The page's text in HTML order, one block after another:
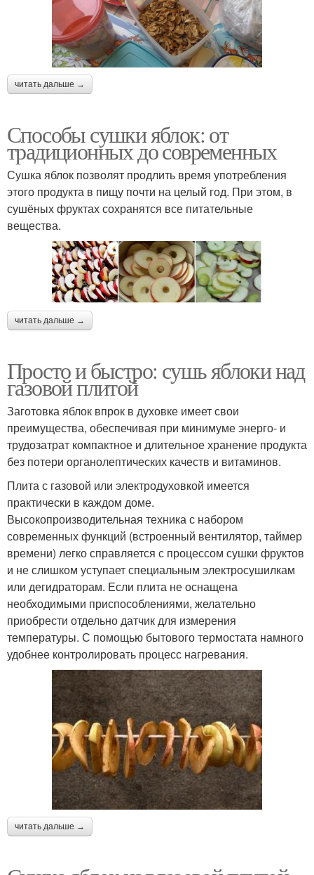
читать дальше →
Способы сушки яблок: от
традиционных до современных
Сушка яблок позволят продлить время употребления
этого продукта в пищу почти на целый год. При этом, в
сушёных фруктах сохранятся все питательные
вещества.
читать дальше →
Просто и быстро: сушь яблоки над
газовой плитой
Заготовка яблок впрок в духовке имеет свои
преимущества, обеспечивая при минимуме энерго- и
трудозатрат компактное и длительное хранение продукта
без потери органолептических качеств и витаминов.
Плита с газовой или электродуховкой имеется
практически в каждом доме.
Высокопроизводительная техника с набором
современных функций (встроенный вентилятор, таймер
времени) легко справляется с процессом сушки фруктов
и не слишком уступает специальным электросушилкам
или дегидраторам. Если плита не оснащена
необходимыми приспособлениями, желательно
приобрести отдельно датчик для измерения
температуры. С помощью бытового термостата намного
удобнее контролировать процесс нагревания.
читать дальше →